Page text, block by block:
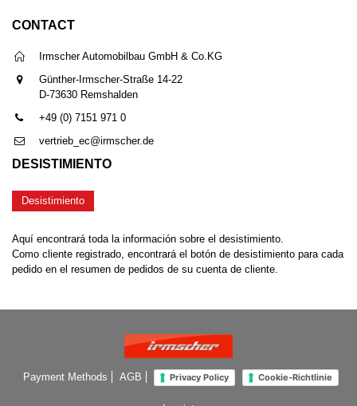
CONTACT
Irmscher Automobilbau GmbH & Co.KG
Günther-Irmscher-Straße 14-22
D-73630 Remshalden
+49 (0) 7151 971 0
vertrieb_ec@irmscher.de
DESISTIMIENTO
Desistimiento
Aquí encontrará toda la información sobre el desistimiento.
Como cliente registrado, encontrará el botón de desistimiento para cada
pedido en el resumen de pedidos de su cuenta de cliente.
Payment Methods AGB Privacy Policy Cookie-Richtlinie